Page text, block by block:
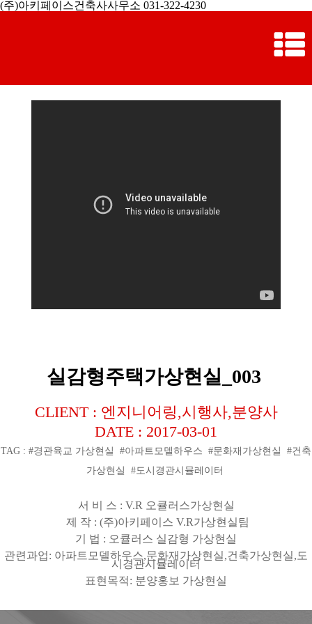
(주)아키페이스건축사사무소 031-322-4230
실감형주택가상현실_003
CLIENT : 엔지니어링,시행사,분양사
DATE : 2017-03-01
TAG : #경관육교 가상현실 #아파트모델하우스 #문화재가상현실 #건축
가상현실 #도시경관시뮬레이터
서 비 스 : V.R 오큘러스가상현실
제 작 : (주)아키페이스 V.R가상현실팀
기 법 : 오큘러스 실감형 가상현실
관련과업: 아파트모델하우스,문화재가상현실,건축가상현실, 도
시경관시뮬레이터
표현목적: 분양홍보 가상현실